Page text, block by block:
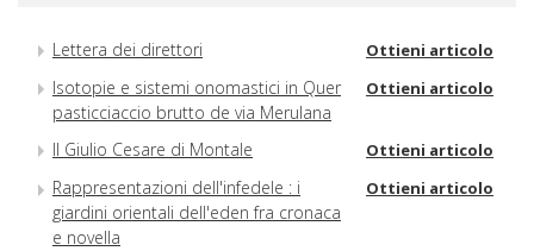
Lettera dei direttori Ottieni articolo
Isotopie e sistemi onomastici in Quer
pasticciaccio brutto de via Merulana
Ottieni articolo
Il Giulio Cesare di Montale Ottieni articolo
Rappresentazioni dell'infedele : i
giardini orientali dell'eden fra cronaca
e novella
Ottieni articolo